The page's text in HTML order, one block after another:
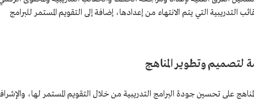
التدريبية التي يتم الانتهاء من إعدادها، إضافة إلى التقويم المستمر للبرامج
لتصميم وتطوير المناهج
على تحسين جودة البرامج التدريبية من خلال التقويم المستمر لها،